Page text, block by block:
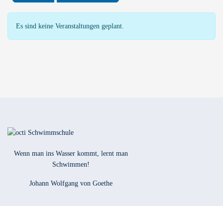
Es sind keine Veranstaltungen geplant.
Wenn man ins Wasser kommt, lernt man
Schwimmen!
Johann Wolfgang von Goethe